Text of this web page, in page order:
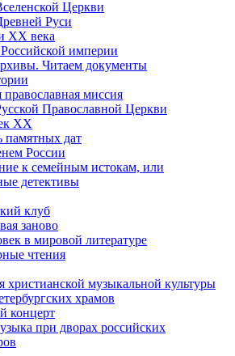
Церкви
Руси
XX века
империи
Читаем документы
православная миссия
Православной Церкви
ХХ
памятных дат
России
к семейным истокам, или
детективы
клуб
заново
в мировой литературе
чтения
христианской музыкальной культуры
храмов
концерт
при дворах российских